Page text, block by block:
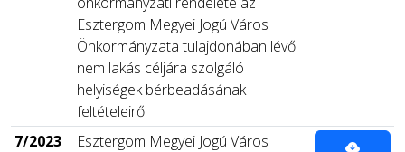
Esztergom Megyei Jogú Város
Önkormányzata tulajdonában lévő
nem lakás céljára szolgáló
helyiségek bérbeadásának
feltételeiről
7/2023
Esztergom Megyei Jogú Város